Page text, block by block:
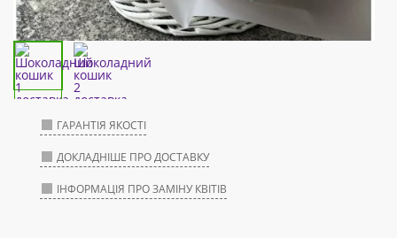
ГАРАНТІЯ ЯКОСТІ
ДОКЛАДНІШЕ ПРО ДОСТАВКУ
ІНФОРМАЦІЯ ПРО ЗАМІНУ КВІТІВ